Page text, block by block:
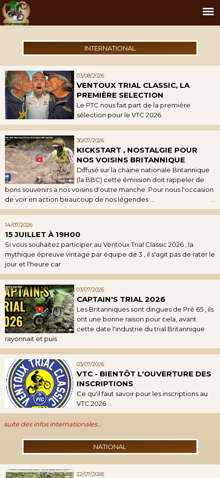
INTERNATIONAL
03/08/2026
VENTOUX TRIAL CLASSIC, LA
PREMIÈRE SELECTION
Le PTC nous fait part de la première
sélection pour le VTC 2026
30/07/2026
KICKSTART , NOSTALGIE POUR
NOS VOISINS BRITANNIQUE
Diffusé sur la chaine nationale Britannique
(la BBC) cette émission doit rappeler de
bons souvenirs a nos voisins d'outre manche. Pour nous l'occasion
de voir en action beaucoup de nos légendes ...
14/07/2026
15 JUILLET À 19H00
Si vous souhaitez participer au Ventoux Trial Classic 2026 , la
mythique épreuve vintage par équipe de 3 , il s'agit pas de rater le
jour et l'heure car
03/07/2026
CAPTAIN'S TRIAL 2026
Les Britanniques sont dingues de Pré 65 , ils
ont une bonne raison pour cela, avant
cette date l'industrie du trial Britannique
rayonnait et puis
03/07/2026
VTC - BIENTÔT L'OUVERTURE DES
INSCRIPTIONS
Ce qu'il faut savoir pour les inscriptions au
VTC 2026 ...
suite des infos internationales...
NATIONAL
22/07/2026